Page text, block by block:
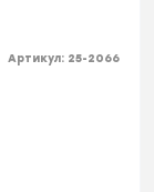
Артикул: 25-2066